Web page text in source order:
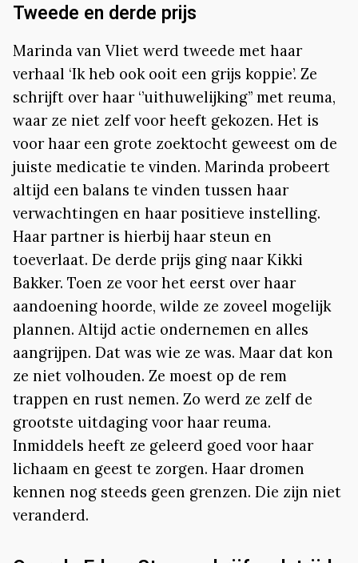
Tweede en derde prijs
Marinda van Vliet werd tweede met haar
verhaal ‘Ik heb ook ooit een grijs koppie’. Ze
schrijft over haar ‘’uithuwelijking’’ met reuma,
waar ze niet zelf voor heeft gekozen. Het is
voor haar een grote zoektocht geweest om de
juiste medicatie te vinden. Marinda probeert
altijd een balans te vinden tussen haar
verwachtingen en haar positieve instelling.
Haar partner is hierbij haar steun en
toeverlaat. De derde prijs ging naar Kikki
Bakker. Toen ze voor het eerst over haar
aandoening hoorde, wilde ze zoveel mogelijk
plannen. Altijd actie ondernemen en alles
aangrijpen. Dat was wie ze was. Maar dat kon
ze niet volhouden. Ze moest op de rem
trappen en rust nemen. Zo werd ze zelf de
grootste uitdaging voor haar reuma.
Inmiddels heeft ze geleerd goed voor haar
lichaam en geest te zorgen. Haar dromen
kennen nog steeds geen grenzen. Die zijn niet
veranderd.